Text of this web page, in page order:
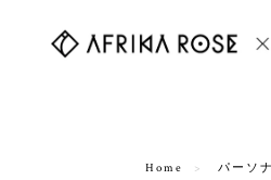
Home パーソ